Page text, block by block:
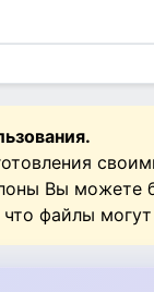
Вы можете
файлы